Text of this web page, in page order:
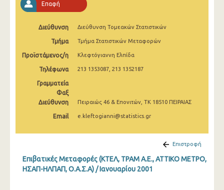
Ιανουαρίου 2001
Επαφή
Διεύθυνση Διεύθυνση Τομεακών Στατιστικών
Τμήμα Τμήμα Στατιστικών Μεταφορών
Προϊστάμενος/η Κλεφτόγιαννη Ελπίδα
Τηλέφωνα 213 1353087, 213 1352187
Γραμματεία
Φαξ
Διεύθυνση
Πειραιώς 46 & Επονιτών, ΤΚ 18510 ΠΕΙΡΑΙΑΣ
Email e.kleftogianni@statistics.gr
Επιστροφή
Επιβατικές Μεταφορές (ΚΤΕΛ, ΤΡΑΜ Α.Ε., ΑΤΤΙΚΟ ΜΕΤΡΟ,
ΗΣΑΠ-ΗΛΠΑΠ, Ο.Α.Σ.Α) / Ιανουαρίου 2001